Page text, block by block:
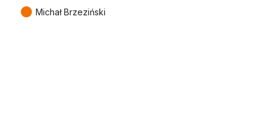
● Michał Brzeziński